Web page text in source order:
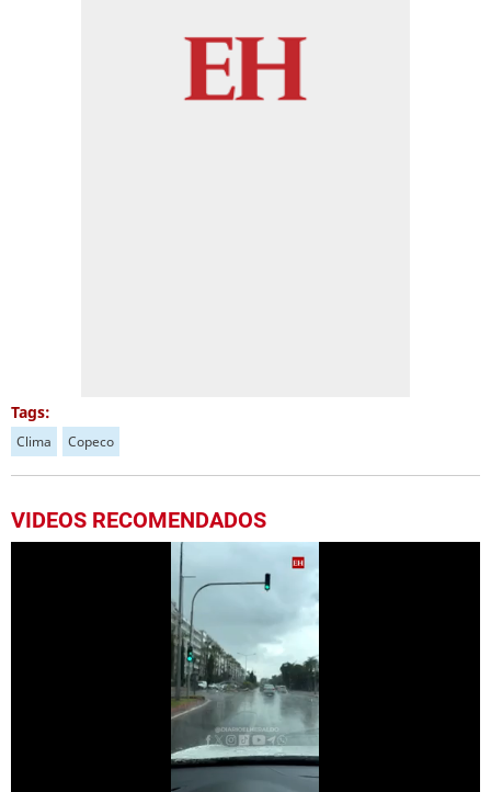
Tags:
Clima Copeco
VIDEOS RECOMENDADOS